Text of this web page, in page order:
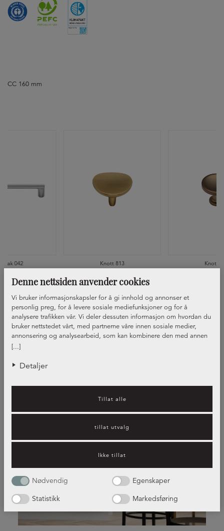
Denne nettsiden anvender cookies
[...]
Vi bruker informasjonskapsler for å gi innhold og annonser et
personlig preg, for å levere sosiale mediefunksjoner og for å
analysere trafikken vår. Vi deler dessuten informasjon om hvordan du
bruker nettstedet vårt, med partnerne våre innen sosiale medier,
annonsering og analysearbeid, som kan kombinere den med annen
informasjon du har gjort tilgjengelig for dem, eller som de har samlet
Detaljer
Tillat alle
tillat utvalg
Ikke tillat
Nødvendig
Egenskaper
Statistikk
Markedsføring
CC 160 mm
042 Knott 813 Knott
Kjøkkeninspirasjon – hvilket
kjøkken passer best for deg?